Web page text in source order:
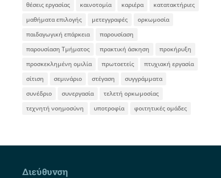
θέσεις εργασίας
καινοτομία καριέρα
κατατακτήριες
μαθήματα επιλογής
μετεγγραφές
ορκωμοσία
παιδαγωγική επάρκεια
παρουσίαση
παρουσίαση Τμήματος
πρακτική άσκηση
προκήρυξη
προσκεκλημένη ομιλία
πρωτοετείς
πτυχιακή εργασία
σίτιση
σεμινάριο στέγαση
συγγράμματα
συνέδριο
συνεργασία
τελετή ορκωμοσίας
τεχνητή νοημοσύνη
υποτροφία φοιτητικές ομάδες
Διεύθυνση